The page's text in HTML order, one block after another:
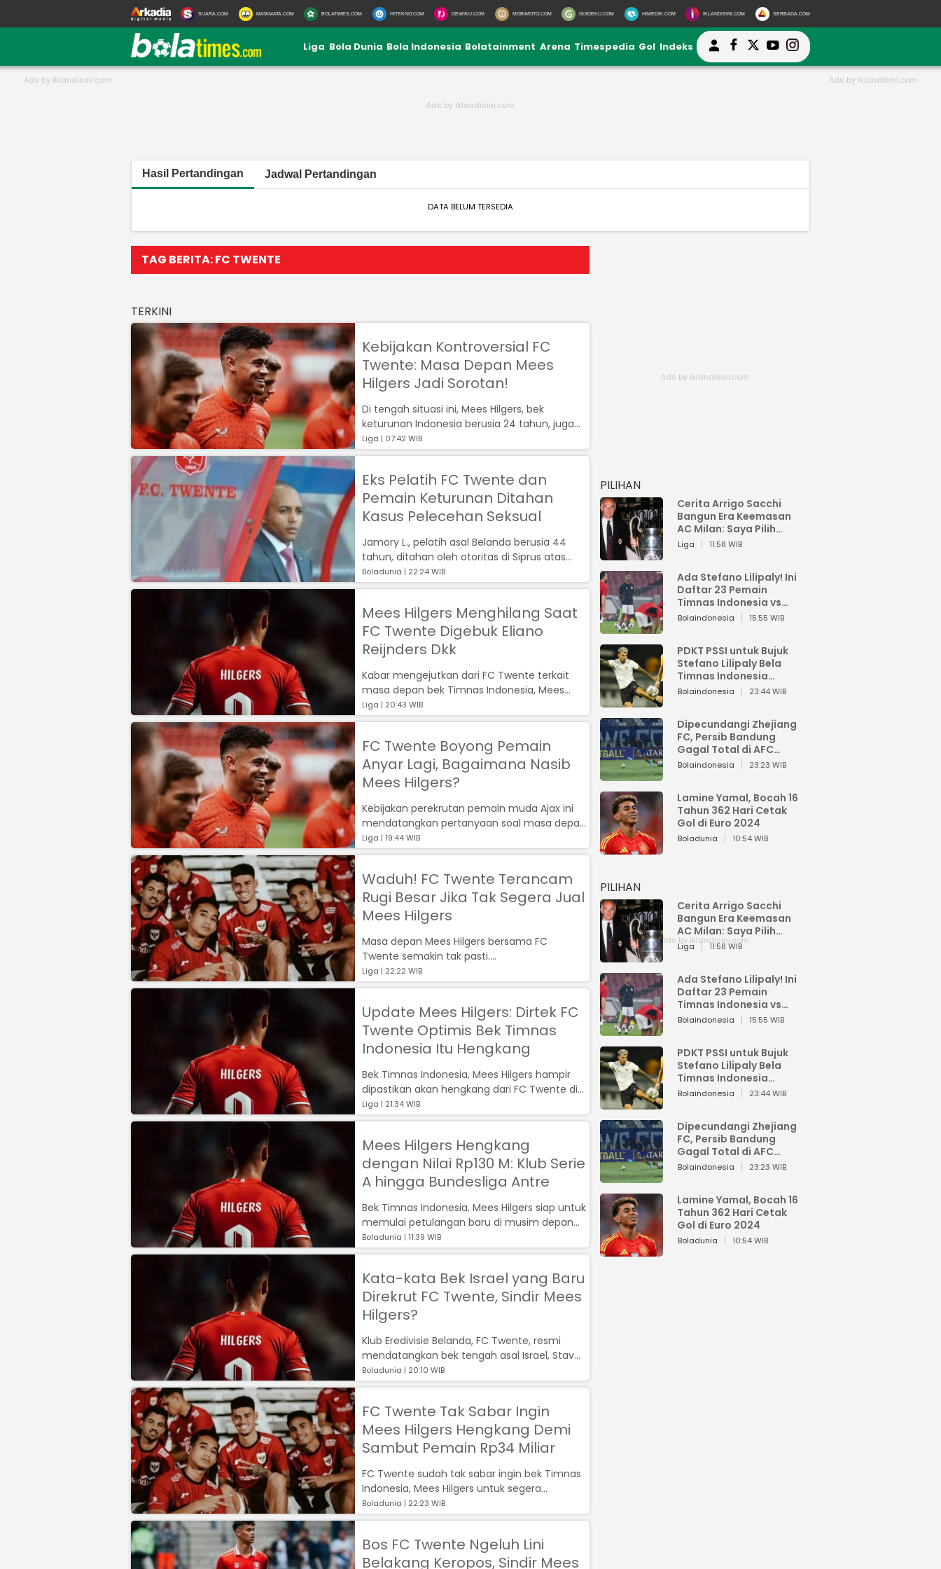
SUARA.COM MATAMATA.COM BOLATIMES.COM HITEKNO.COM DEWIKU.COM MOBIMOTO.COM GUIDEKU.COM HIMEDIK.COM IKLANDISINI.COM SERBADA.COM
Liga Bola Dunia Bola Indonesia Bolatainment Arena Timespedia Gol Indeks
Hasil Pertandingan Jadwal Pertandingan
DATA BELUM TERSEDIA
TAG BERITA: FC TWENTE
TERKINI
Kebijakan Kontroversial FC
Twente: Masa Depan Mees
Hilgers Jadi Sorotan!
Di tengah situasi ini, Mees Hilgers, bek
keturunan Indonesia berusia 24 tahun, juga
menjadi sorotan....
Liga | 07:42 WIB
Eks Pelatih FC Twente dan
Pemain Keturunan Ditahan
Kasus Pelecehan Seksual
Jamory L., pelatih asal Belanda berusia 44
tahun, ditahan oleh otoritas di Siprus atas
dugaan kasus pelecehan seksual...
Boladunia | 22:24 WIB
Mees Hilgers Menghilang Saat
FC Twente Digebuk Eliano
Reijnders Dkk
Kabar mengejutkan dari FC Twente terkait
masa depan bek Timnas Indonesia, Mees
Hilgers....
Liga | 20:43 WIB
FC Twente Boyong Pemain
Anyar Lagi, Bagaimana Nasib
Mees Hilgers?
Kebijakan perekrutan pemain muda Ajax ini
mendatangkan pertanyaan soal masa depan
Mees Hilgers di FC Twente....
Liga | 19:44 WIB
Waduh! FC Twente Terancam
Rugi Besar Jika Tak Segera Jual
Mees Hilgers
Masa depan Mees Hilgers bersama FC
Twente semakin tak pasti....
Liga | 22:22 WIB
Update Mees Hilgers: Dirtek FC
Twente Optimis Bek Timnas
Indonesia Itu Hengkang
Bek Timnas Indonesia, Mees Hilgers hampir
dipastikan akan hengkang dari FC Twente di
bursa transfer musim panas ini....
Liga | 21:34 WIB
Mees Hilgers Hengkang
dengan Nilai Rp130 M: Klub Serie
A hingga Bundesliga Antre
Bek Timnas Indonesia, Mees Hilgers siap untuk
memulai petulangan baru di musim depan
dengan meninggalkan FC Twente....
Boladunia | 11:39 WIB
Kata-kata Bek Israel yang Baru
Direkrut FC Twente, Sindir Mees
Hilgers?
Klub Eredivisie Belanda, FC Twente, resmi
mendatangkan bek tengah asal Israel, Stav
Lemkin...
Boladunia | 20:10 WIB
FC Twente Tak Sabar Ingin
Mees Hilgers Hengkang Demi
Sambut Pemain Rp34 Miliar
FC Twente sudah tak sabar ingin bek Timnas
Indonesia, Mees Hilgers untuk segera
hengkang....
Boladunia | 22:23 WIB
Bos FC Twente Ngeluh Lini
Belakang Keropos, Sindir Mees
PILIHAN
Cerita Arrigo Sacchi
Bangun Era Keemasan
AC Milan: Saya Pilih
Pemain dari Isi Otaknya
Liga 11:58 WIB
Ada Stefano Lilipaly! Ini
Daftar 23 Pemain
Timnas Indonesia vs
China
Bolaindonesia 15:55 WIB
PDKT PSSI untuk Bujuk
Stefano Lilipaly Bela
Timnas Indonesia
Berakhir Berantakan
Bolaindonesia 23:44 WIB
Dipecundangi Zhejiang
FC, Persib Bandung
Gagal Total di AFC
Champions League Two
Bolaindonesia 23:23 WIB
Lamine Yamal, Bocah 16
Tahun 362 Hari Cetak
Gol di Euro 2024
Boladunia 10:54 WIB
PILIHAN
Cerita Arrigo Sacchi
Bangun Era Keemasan
AC Milan: Saya Pilih
Pemain dari Isi Otaknya
Liga 11:58 WIB
Ada Stefano Lilipaly! Ini
Daftar 23 Pemain
Timnas Indonesia vs
China
Bolaindonesia 15:55 WIB
PDKT PSSI untuk Bujuk
Stefano Lilipaly Bela
Timnas Indonesia
Berakhir Berantakan
Bolaindonesia 23:44 WIB
Dipecundangi Zhejiang
FC, Persib Bandung
Gagal Total di AFC
Champions League Two
Bolaindonesia 23:23 WIB
Lamine Yamal, Bocah 16
Tahun 362 Hari Cetak
Gol di Euro 2024
Boladunia 10:54 WIB